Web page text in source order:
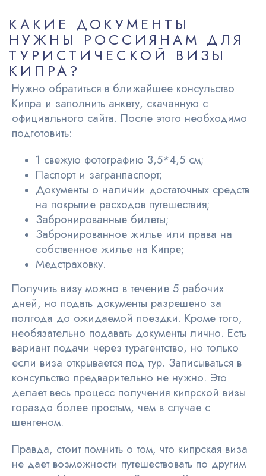
КАКИЕ ДОКУМЕНТЫ
НУЖНЫ РОССИЯНАМ ДЛЯ
ТУРИСТИЧЕСКОЙ ВИЗЫ
КИПРА?
Нужно обратиться в ближайшее консульство
Кипра и заполнить анкету, скачанную с
официального сайта. После этого необходимо
подготовить:
1 свежую фотографию 3,5*4,5 см;
Паспорт и загранпаспорт;
Документы о наличии достаточных средств
на покрытие расходов путешествия;
Забронированные билеты;
Забронированное жилье или права на
собственное жилье на Кипре;
Медстраховку.
Получить визу можно в течение 5 рабочих
дней, но подать документы разрешено за
полгода до ожидаемой поездки. Кроме того,
необязательно подавать документы лично. Есть
вариант подачи через турагентство, но только
если виза открывается под тур. Записываться в
консульство предварительно не нужно. Это
делает весь процесс получения кипрской визы
гораздо более простым, чем в случае с
шенгеном.
Правда, стоит помнить о том, что кипрская виза
не дает возможности путешествовать по другим